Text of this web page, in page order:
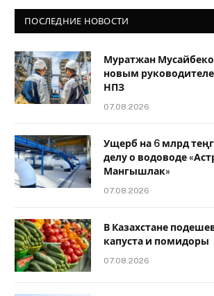
ПОСЛЕДНИЕ НОВОСТИ
Муратжан
новым
НПЗ
07.08.2026
Ущерб на 6 млрд
делу о водоводе
Мангышлак»
07.08.2026
В Казахстане
капуста и помидоры
07.08.2026